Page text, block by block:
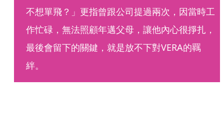
不想單飛？」更指曾跟公司提過兩次，因當時工
作忙碌，無法照顧年邁父母，讓他內心很掙扎，
最後會留下的關鍵，就是放不下對VERA的羈
絆。